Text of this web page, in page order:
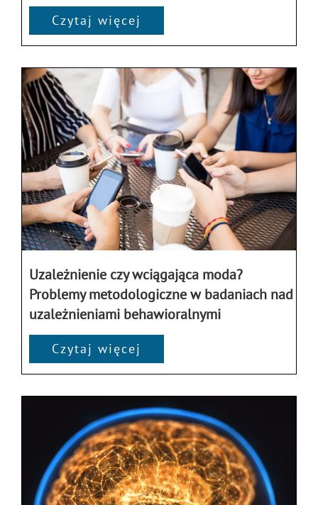
Czytaj więcej
Uzależnienie czy wciągająca moda?
Problemy metodologiczne w badaniach nad
uzależnieniami behawioralnymi
Czytaj więcej